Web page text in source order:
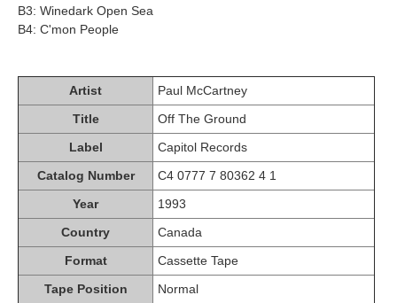
B3: Winedark Open Sea
B4: C'mon People
Artist
Paul McCartney
Title
Off The Ground
Label
Capitol Records
Catalog Number
C4 0777 7 80362 4 1
Year
1993
Country
Canada
Format
Cassette Tape
Tape Position
Normal